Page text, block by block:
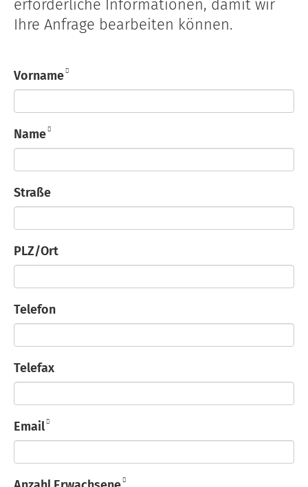
erforderliche Informationen, damit wir
Ihre Anfrage bearbeiten können.
Vorname
Name
Straße
PLZ/Ort
Telefon
Telefax
Email